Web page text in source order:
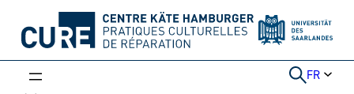
contenu
FR